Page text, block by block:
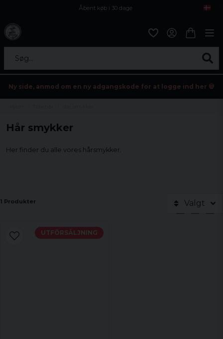
Åbent køb i 30 dage
Søg...
Ny side, anmod om en ny adgangskode for at logge ind her 💀
Hår smykker
Her finder du alle vores hårsmykker.
1 Produkter Valgt
UTFÖRSÄLJNING